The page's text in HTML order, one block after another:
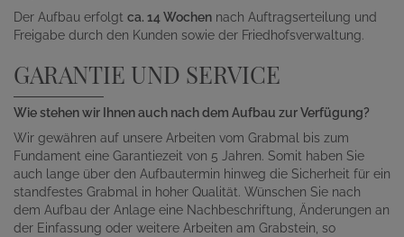
Der Aufbau erfolgt ca. 14 Wochen nach Auftragserteilung und
Freigabe durch den Kunden sowie der Friedhofsverwaltung.
GARANTIE UND SERVICE
Wie stehen wir Ihnen auch nach dem Aufbau zur Verfügung?
Wir gewähren auf unsere Arbeiten vom Grabmal bis zum
Fundament eine Garantiezeit von 5 Jahren. Somit haben Sie
auch lange über den Aufbautermin hinweg die Sicherheit für ein
standfestes Grabmal in hoher Qualität. Wünschen Sie nach
dem Aufbau der Anlage eine Nachbeschriftung, Änderungen an
der Einfassung oder weitere Arbeiten am Grabstein, so